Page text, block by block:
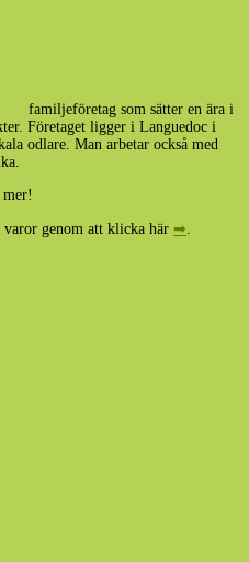
familjeföretag som sätter en ära i
Företaget ligger i Languedoc i
odlare. Man arbetar också med
genom att klicka här ➡.